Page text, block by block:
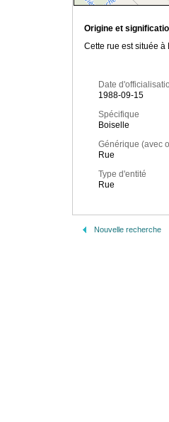
Origine et
Cette rue est située
Date
1988-09-15
Spécifique
Boiselle
Générique (avec
Rue
Type d'entité
Rue
Nouvelle recherche